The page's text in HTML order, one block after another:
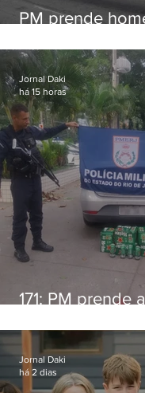
PM prende
171: PM prende
Niterói
Jornal Daki
há 15 horas
Jornal Daki
há 2 dias